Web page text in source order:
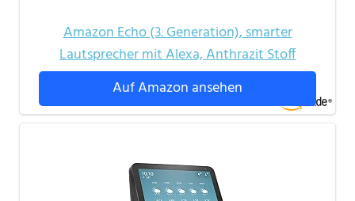
Amazon Echo (3. Generation), smarter
Lautsprecher mit Alexa, Anthrazit Stoff
Auf Amazon ansehen